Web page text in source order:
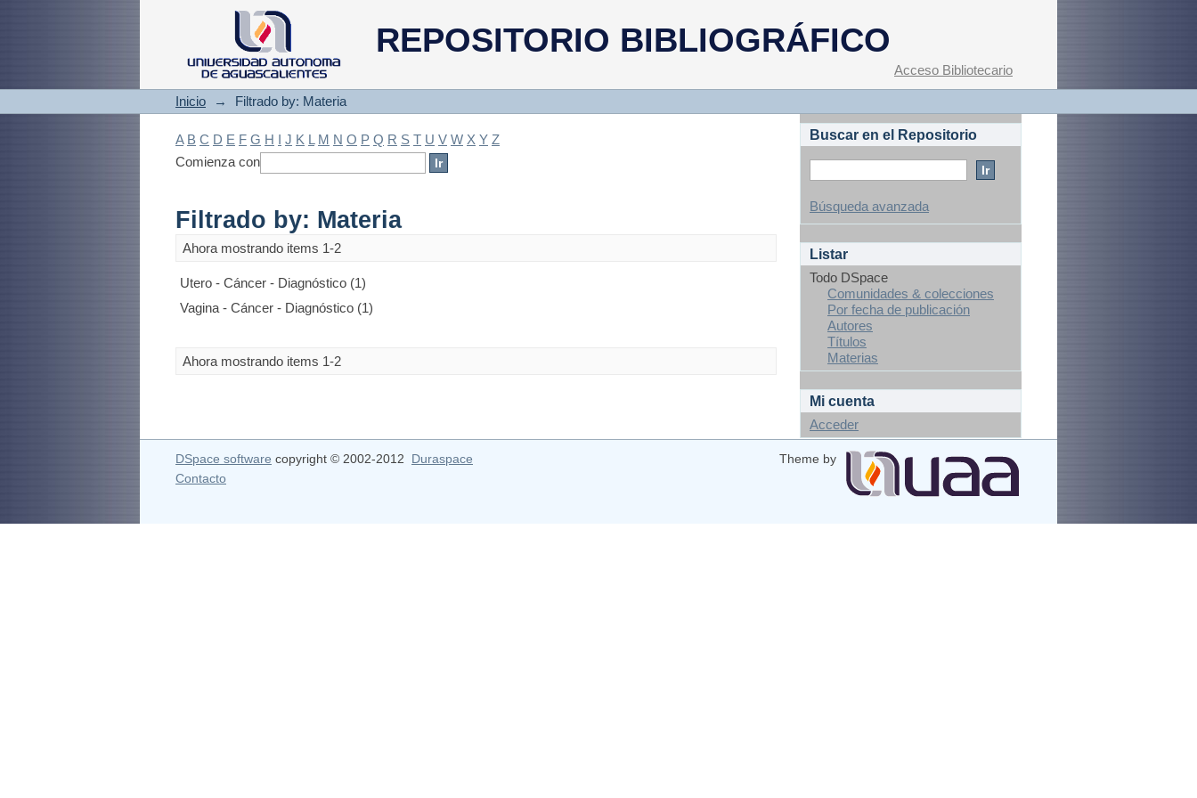
REPOSITORIO BIBLIOGRÁFICO
Filtrado by: Materia
Acceso Bibliotecario
Inicio → Filtrado by: Materia
A B C D E F G H I J K L M N O P Q R S T U V W X Y Z
Comienza con
Filtrado by: Materia
Ahora mostrando items 1-2
Utero - Cáncer - Diagnóstico (1)
Vagina - Cáncer - Diagnóstico (1)
Ahora mostrando items 1-2
Buscar en el Repositorio
Búsqueda avanzada
Listar
Todo DSpace
Comunidades & colecciones
Por fecha de publicación
Autores
Títulos
Materias
Mi cuenta
Acceder
DSpace software copyright © 2002-2012 Duraspace
Theme by
Contacto